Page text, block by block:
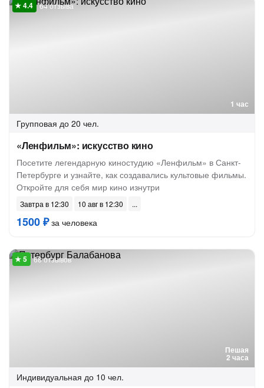
1 час
64 отзыва
Групповая до 20 чел.
«Ленфильм»: искусство кино
Посетите легендарную киностудию «Ленфильм» в Санкт-
Петербурге и узнайте, как создавались культовые фильмы.
Откройте для себя мир кино изнутри
Завтра в 12:30 10 авг в 12:30
1500 ₽за человека
Пешая
2 часа
68 отзывов
Индивидуальная до 10 чел.